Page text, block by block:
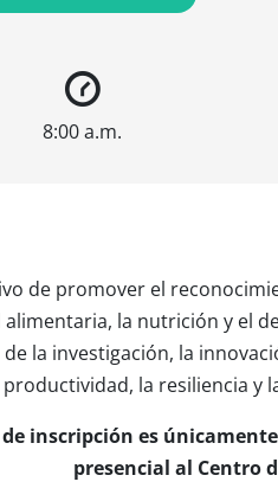
de promover el
alimentaria, la nutrición y el
la investigación, la
la resiliencia y
de inscripción es
presencial al Centro